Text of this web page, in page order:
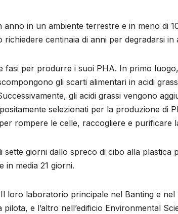
anno in un ambiente terrestre e in meno di
centinaia di anni per degradarsi in
fasi per produrre i suoi PHA. In primo
gli scarti alimentari in acidi
gli acidi grassi vengono
selezionati per la produzione di
rompere le celle, raccogliere e purificare
sette giorni dallo spreco di cibo alla
in media 21 giorni.
loro laboratorio principale nel Banting e
e l’altro nell’edificio Environmental